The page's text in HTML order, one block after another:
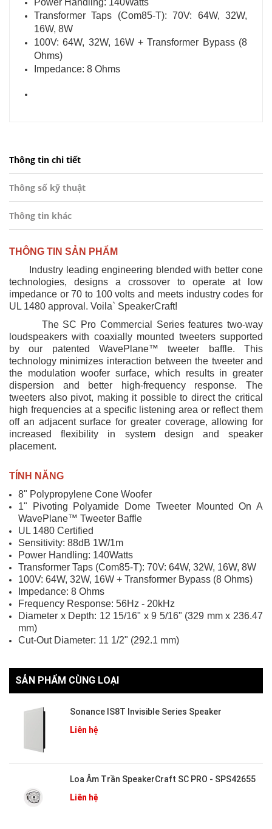
Power Handling: 140Watts
Transformer Taps (Com85-T): 70V: 64W, 32W,
16W, 8W
100V: 64W, 32W, 16W + Transformer Bypass (8
Ohms)
Impedance: 8 Ohms
Thông tin chi tiết
Thông số kỹ thuật
Thông tin khác
THÔNG TIN SẢN PHẨM
Industry leading engineering blended with better cone
technologies, designs a crossover to operate at low
impedance or 70 to 100 volts and meets industry codes for
UL 1480 approval. Voila` SpeakerCraft!
The SC Pro Commercial Series features two-way
loudspeakers with coaxially mounted tweeters supported
by our patented WavePlane™ tweeter baffle. This
technology minimizes interaction between the tweeter and
the modulation woofer surface, which results in greater
dispersion and better high-frequency response. The
tweeters also pivot, making it possible to direct the critical
high frequencies at a specific listening area or reflect them
off an adjacent surface for greater coverage, allowing for
increased flexibility in system design and speaker
placement.
TÍNH NĂNG
8" Polypropylene Cone Woofer
1" Pivoting Polyamide Dome Tweeter Mounted On A
WavePlane™ Tweeter Baffle
UL 1480 Certified
Sensitivity: 88dB 1W/1m
Power Handling: 140Watts
Transformer Taps (Com85-T): 70V: 64W, 32W, 16W, 8W
100V: 64W, 32W, 16W + Transformer Bypass (8 Ohms)
Impedance: 8 Ohms
Frequency Response: 56Hz - 20kHz
Diameter x Depth: 12 15/16" x 9 5/16" (329 mm x 236.47
mm)
Cut-Out Diameter: 11 1/2" (292.1 mm)
SẢN PHẨM CÙNG LOẠI
Sonance IS8T Invisible Series Speaker
Liên hệ
Loa Âm Trần SpeakerCraft SC PRO - SPS42655
Liên hệ